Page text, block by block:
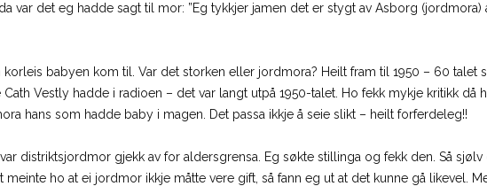
var det eg hadde sagt til mor: ”Eg tykkjer jamen det er stygt av Asborg (jordmora)
babyen kom til. Var det storken eller jordmora? Heilt fram til 1950 – 60 talet
Vestly hadde i radioen – det var langt utpå 1950-talet. Ho fekk mykje kritikk då
hans som hadde baby i magen. Det passa ikkje å seie slikt – heilt forferdeleg!!
distriktsjordmor gjekk av for aldersgrensa. Eg søkte stillinga og fekk den. Så sjølv
ho at ei jordmor ikkje måtte vere gift, så fann eg ut at det kunne gå likevel.